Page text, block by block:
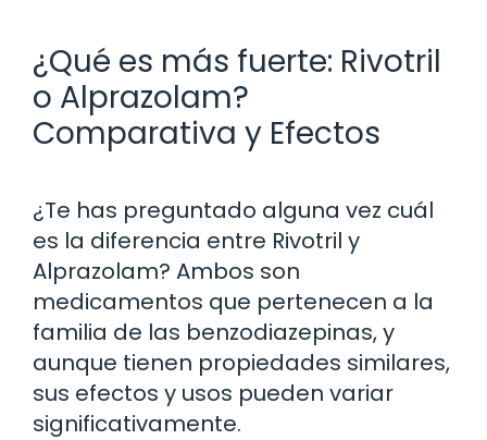
¿Qué es más fuerte: Rivotril
o Alprazolam?
Comparativa y Efectos
¿Te has preguntado alguna vez cuál
es la diferencia entre Rivotril y
Alprazolam? Ambos son
medicamentos que pertenecen a la
familia de las benzodiazepinas, y
aunque tienen propiedades similares,
sus efectos y usos pueden variar
significativamente.